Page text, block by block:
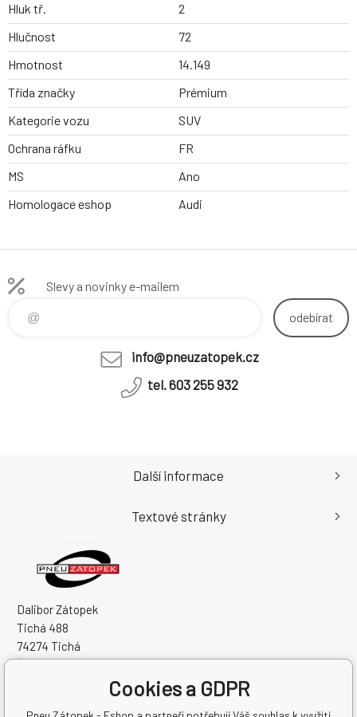
Hluk tř.
2
Hlučnost
72
Hmotnost
14.149
Třída značky
Prémium
Kategorie vozu
SUV
Ochrana ráfku
FR
MS
Ano
Homologace eshop
Audi
Slevy a novinky e-mailem
odebírat
info@pneuzatopek.cz
tel. 603 255 932
Dalibor Zátopek
Tichá 488
74274 Tichá
Česká Republika
DIČ: CZ7504094994
Další informace
Textové stránky
Cookies a GDPR